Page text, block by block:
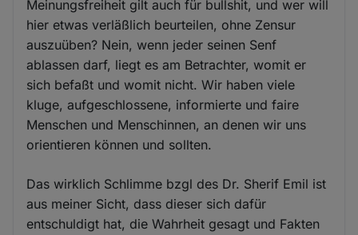
Meinungsfreiheit gilt auch für bullshit, und wer will
hier etwas verläßlich beurteilen, ohne Zensur
auszuüben? Nein, wenn jeder seinen Senf
ablassen darf, liegt es am Betrachter, womit er
sich befaßt und womit nicht. Wir haben viele
kluge, aufgeschlossene, informierte und faire
Menschen und Menschinnen, an denen wir uns
orientieren können und sollten.
Das wirklich Schlimme bzgl des Dr. Sherif Emil ist
aus meiner Sicht, dass dieser sich dafür
entschuldigt hat, die Wahrheit gesagt und Fakten